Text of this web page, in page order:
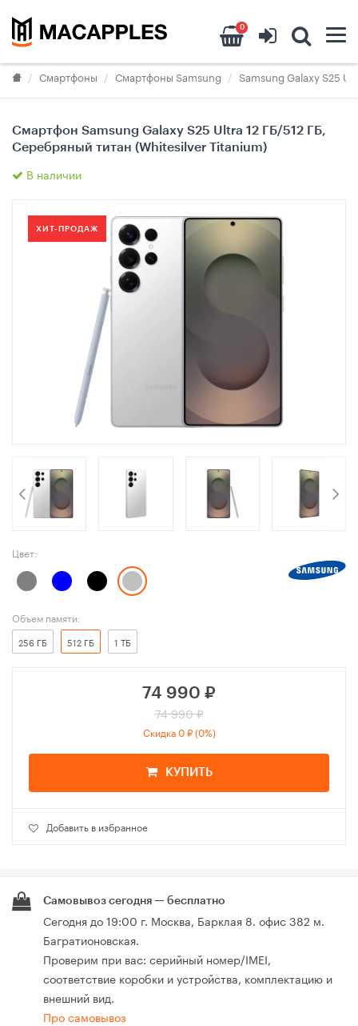
0
Смартфоны Смартфоны Samsung Samsung Galaxy S25
Смартфон Samsung Galaxy S25 Ultra 12 ГБ/512 ГБ,
Серебряный титан (Whitesilver Titanium)
В наличии
ХИТ-ПРОДАЖ
Цвет:
Объем памяти:
256 ГБ 512 ГБ 1 ТБ
74 990 ₽
74 990 ₽
Скидка 0 ₽ (0%)
КУПИТЬ
Добавить в избранное
Самовывоз сегодня — бесплатно
Сегодня до 19:00 г. Москва, Барклая 8. офис 382 м.
Багратионовская.
Проверим при вас: серийный номер/IMEI,
соответствие коробки и устройства, комплектацию и
внешний вид.
Про самовывоз